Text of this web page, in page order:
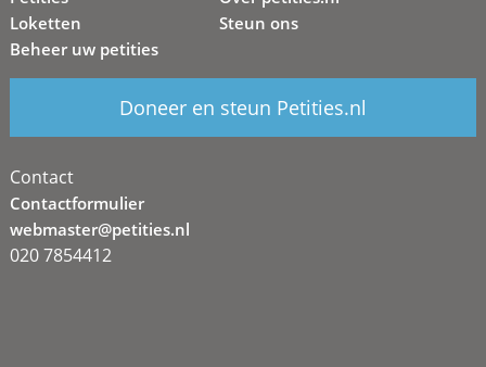
Loketten
Beheer uw petities
Steun ons
Doneer en steun Petities.nl
Contact
Contactformulier
webmaster@petities.nl
020 7854412